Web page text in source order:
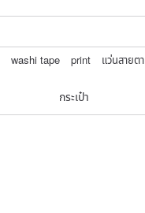
washi tape print แว่นสายตา
กระเป๋า